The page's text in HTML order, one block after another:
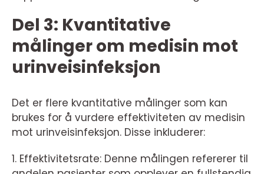
Del 3: Kvantitative
målinger om medisin mot
urinveisinfeksjon
Det er flere kvantitative målinger som kan
brukes for å vurdere effektiviteten av medisin
mot urinveisinfeksjon. Disse inkluderer:
1. Effektivitetsrate: Denne målingen refererer til